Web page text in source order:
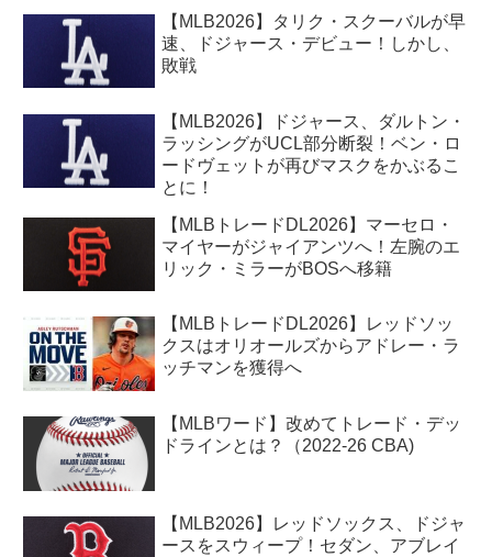
【MLB2026】タリク・スクーバルが早
速、ドジャース・デビュー！しかし、
敗戦
【MLB2026】ドジャース、ダルトン・
ラッシングがUCL部分断裂！ベン・ロ
ードヴェットが再びマスクをかぶるこ
とに！
【MLBトレードDL2026】マーセロ・
マイヤーがジャイアンツへ！左腕のエ
リック・ミラーがBOSへ移籍
【MLBトレードDL2026】レッドソッ
クスはオリオールズからアドレー・ラ
ッチマンを獲得へ
【MLBワード】改めてトレード・デッ
ドラインとは？（2022-26 CBA)
【MLB2026】レッドソックス、ドジャ
ースをスウィープ！セダン、アブレイ